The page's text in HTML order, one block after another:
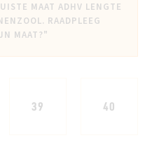
MAAT ADHV LENGTE
RAADPLEEG
MAAT?"
39 40